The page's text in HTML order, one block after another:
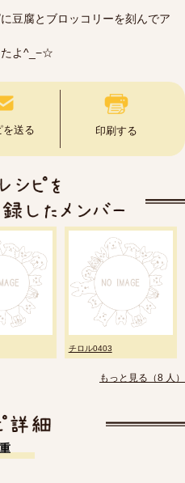
豆腐とブロッコリーを刻んでア
たよ^_−☆
を送る 印刷する
チロル0403
もっと見る（8 人）